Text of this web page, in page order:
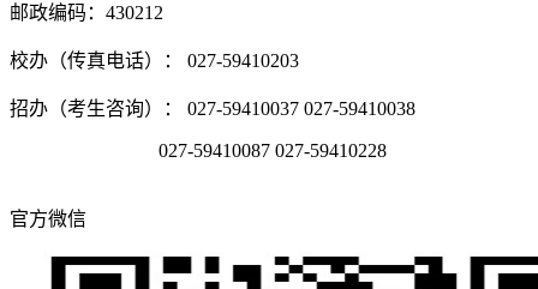
邮政编码：430212
校办（传真电话）： 027-59410203
招办（考生咨询）： 027-59410037 027-59410038
027-59410087 027-59410228
官方微信